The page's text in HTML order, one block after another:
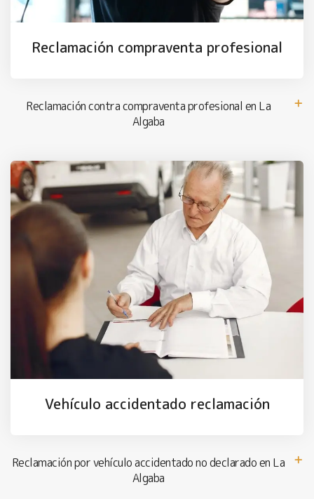
Reclamación compraventa profesional
Reclamación contra compraventa profesional en La
Algaba
Vehículo accidentado reclamación
Reclamación por vehículo accidentado no declarado en La
Algaba